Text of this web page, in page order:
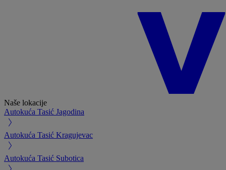
Naše lokacije
Autokuća Tasić Jagodina
Autokuća Tasić Kragujevac
Autokuća Tasić Subotica